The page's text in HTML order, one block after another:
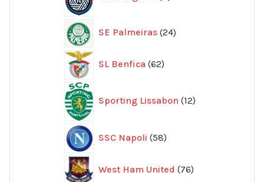
SE Palmeiras 24
produkter
SL Benfica 62
produkter
Sporting Lissabon 12produkter
SSC Napoli 58
produkter
West Ham United 76
produkter